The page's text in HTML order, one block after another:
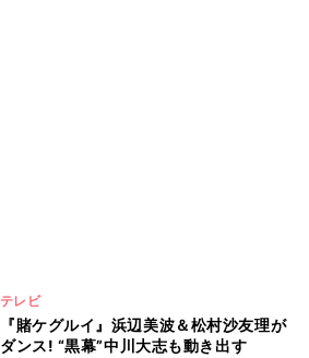
テレビ
『賭ケグルイ』浜辺美波＆松村沙友理が
ダンス! “黒幕”中川大志も動き出す